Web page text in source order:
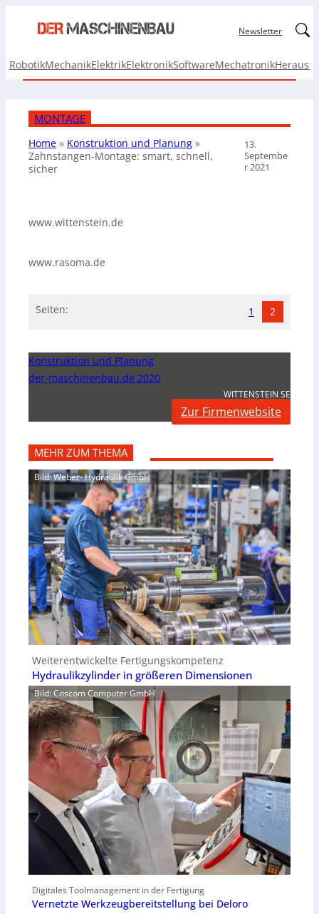
Newsletter
RobotikMechanikElektrikElektronikSoftwareMechatronik
MONTAGE
Home » Konstruktion und Planung »
Zahnstangen-Montage: smart, schnell,
sicher
13.
Septembe
r 2021
www.wittenstein.de
www.rasoma.de
Seiten: 1 2
Konstruktion und Planung
der-maschinenbau.de 2020
WITTENSTEIN SE
Zur Firmenwebsite
MEHR ZUM THEMA
Bild: Weber- Hydraulik GmbH
Weiterentwickelte Fertigungskompetenz
Hydraulikzylinder in größeren Dimensionen
Bild: Coscom Computer GmbH
Digitales Toolmanagement in der Fertigung
Vernetzte Werkzeugbereitstellung bei Deloro